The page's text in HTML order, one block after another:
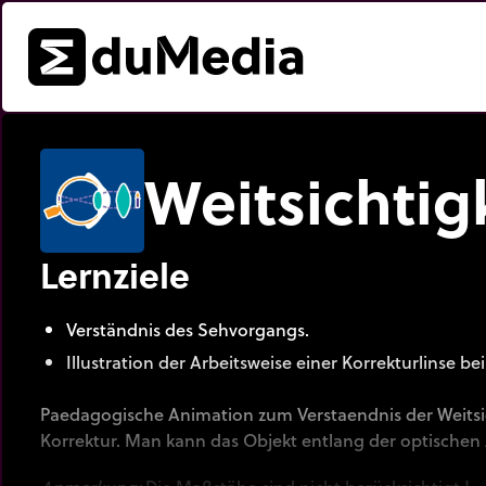
Lernziele
Verständnis des Sehvorgangs.
Illustration der Arbeitsweise einer Korrekturlinse
Paedagogische Animation zum Verstaendnis der
Korrektur. Man kann das Objekt entlang der optischen